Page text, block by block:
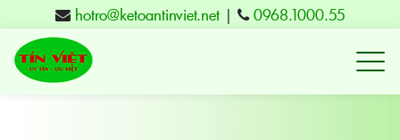
hotro@ketoantinviet.net| 0968.1000.55
Kế